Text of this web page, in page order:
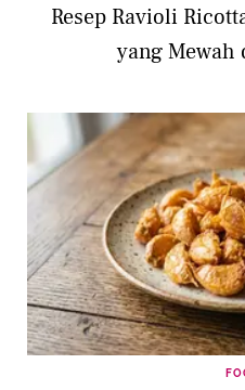
Resep Ravioli
yang